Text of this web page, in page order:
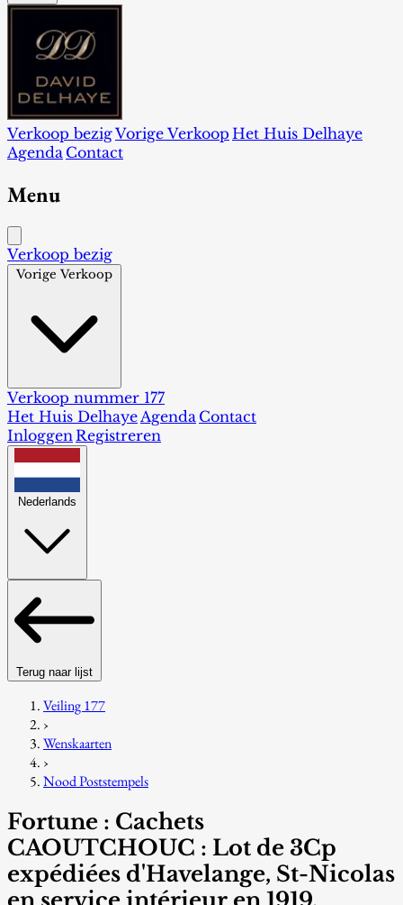
Verkoop bezigVorige Verkoop Het Huis Delhaye
Agenda Contact
Menu
Verkoop bezig
Vorige Verkoop
Verkoop nummer 177
Het Huis DelhayeAgenda Contact
InloggenRegistreren
Nederlands
Terug naar lijst
Veiling 177
›
Wenskaarten
›
Nood Poststempels
Fortune : Cachets
CAOUTCHOUC : Lot de 3Cp
expédiées d'Havelange, St-Nicolas